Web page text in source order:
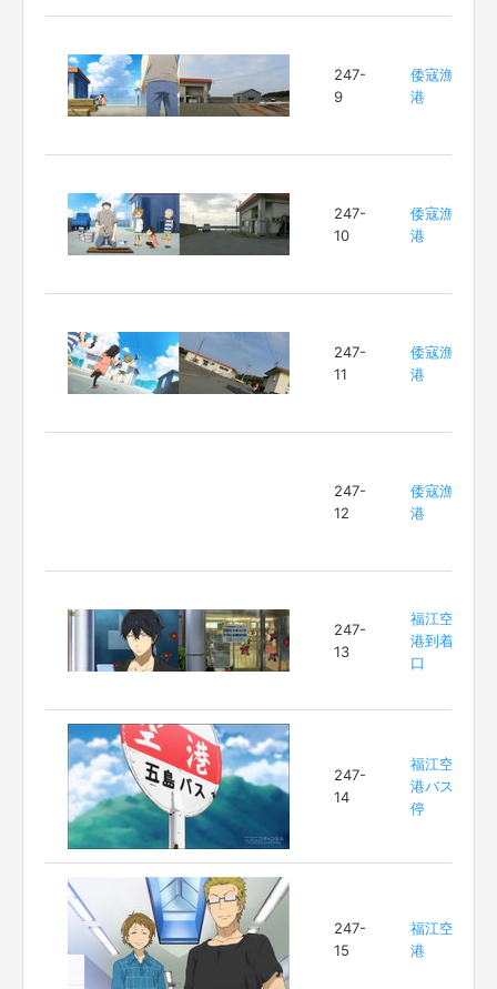
247-
9
倭寇漁
港
247-
10
倭寇漁
港
247-
11
倭寇漁
港
247-
12
倭寇漁
港
247-
13
福江空
港到着
口
247-
14
福江空
港バス
停
247-
15
福江空
港